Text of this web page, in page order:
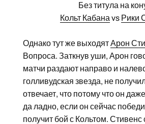
Без титула на
Кольт Кабана vs Рики
Однако тут же выходятАрон
Вопроса. Заткнув уши, Арон
матчи раздают направо и
голливудская звезда, не
отвечает, что потому что он
да ладно, если он сейчас
получит бой с Кольтом. Стивенс